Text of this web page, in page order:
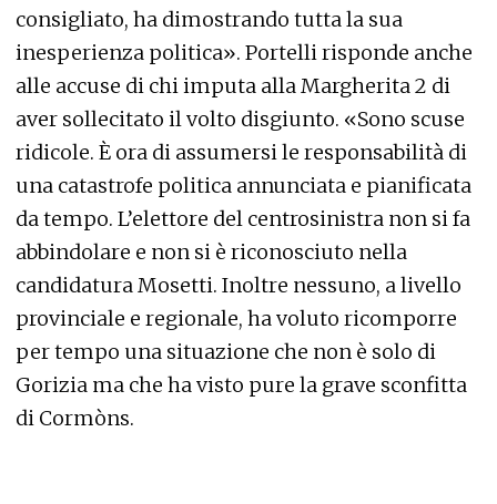
consigliato, ha dimostrando tutta la sua
inesperienza politica». Portelli risponde anche
alle accuse di chi imputa alla Margherita 2 di
aver sollecitato il volto disgiunto. «Sono scuse
ridicole. È ora di assumersi le responsabilità di
una catastrofe politica annunciata e pianificata
da tempo. L’elettore del centrosinistra non si fa
abbindolare e non si è riconosciuto nella
candidatura Mosetti. Inoltre nessuno, a livello
provinciale e regionale, ha voluto ricomporre
per tempo una situazione che non è solo di
Gorizia ma che ha visto pure la grave sconfitta
di Cormòns.